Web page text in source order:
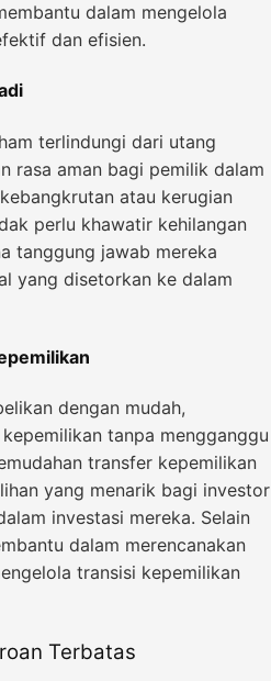
dalam mengelola
dan efisien.
terlindungi dari utang
rasa aman bagi pemilik dalam
atau kerugian
perlu khawatir kehilangan
tanggung jawab mereka
yang disetorkan ke dalam
dengan mudah,
tanpa mengganggu
transfer kepemilikan
yang menarik bagi investor
investasi mereka. Selain
dalam merencanakan
transisi kepemilikan
Terbatas